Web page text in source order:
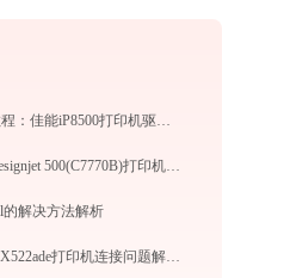
(2026最新)实用教程：佳能iP8500打印机驱动的下载与安装技巧
(2026最新) 惠普designjet 500(C7770B)打印机连接问题解决方法-金山毒霸
的解决方法解析
(2026最新) 利盟CX522ade打印机连接问题解决方法 - 金山毒霸